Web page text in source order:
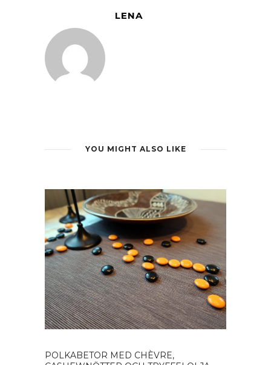
LENA
YOU MIGHT ALSO LIKE
POLKABETOR MED CHÈVRE,